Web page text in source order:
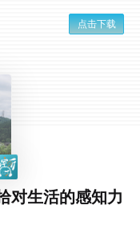
点击下载
对生活的感知力